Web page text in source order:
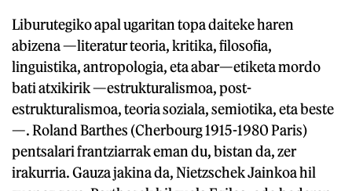
Liburutegiko apal ugaritan topa daiteke haren
abizena —literatur teoria, kritika, filosofia,
linguistika, antropologia, eta abar—etiketa mordo
bati atxikirik —estrukturalismoa, post-
estrukturalismoa, teoria soziala, semiotika, eta beste
—. Roland Barthes (Cherbourg 1915-1980 Paris)
pentsalari frantziarrak eman du, bistan da, zer
irakurria. Gauza jakina da, Nietzschek Jainkoa hil